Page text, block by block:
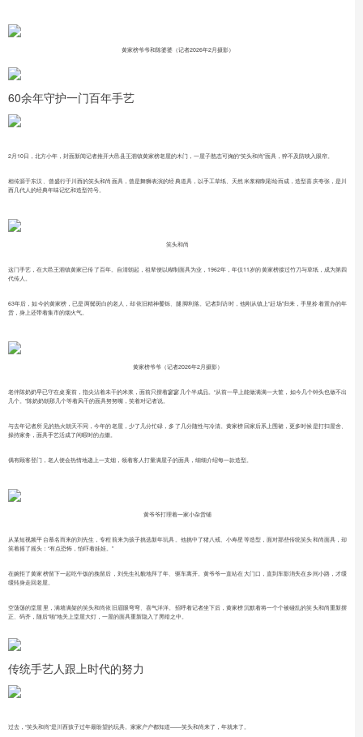
黄家榜爷爷和陈婆婆（记者2026年2月摄影）
60余年守护一门百年手艺
2月10日，北方小年，封面新闻记者推开大邑县王泗镇黄家榜老屋的木门，一屋子憨态可掬的“笑头和尚”面具，猝不及防映入眼帘。
相传源于东汉、曾盛行于川西的笑头和尚面具，曾是舞狮表演的经典道具，以手工草纸、天然米浆糊制彩绘而成，造型喜庆夸张，是川
西几代人的经典年味记忆和造型符号。
笑头和尚
这门手艺，在大邑王泗镇黄家已传了百年。自清朝起，祖辈便以糊制面具为业，1962年，年仅11岁的黄家榜接过竹刀与草纸，成为第四
代传人。
63年后，如今的黄家榜，已是两鬓斑白的老人，却依旧精神矍铄、腿脚利落。记者到访时，他刚从镇上“赶场”归来，手里拎着置办的年
货，身上还带着集市的烟火气。
黄家榜爷爷（记者2026年2月摄影）
老伴陈奶奶早已守在桌案前，指尖沾着未干的米浆，面前只摆着寥寥几个半成品。“从前一早上能做满满一大筐，如今几个钟头也做不出
几个。”陈奶奶朝那几个等着风干的面具努努嘴，笑着对记者说。
与去年记者所见的热火朝天不同，今年的老屋，少了几分忙碌，多了几分随性与冷清。黄家榜回家后系上围裙，更多时候是打扫屋舍、
操持家务，面具手艺活成了闲暇时的点缀。
偶有顾客登门，老人便会热情地递上一支烟，领着客人打量满屋子的面具，细细介绍每一款造型。
黄爷爷打理着一家小杂货铺
从某短视频平台慕名而来的刘先生，专程前来为孩子挑选新年玩具。他挑中了猪八戒、小寿星等造型，面对那些传统笑头和尚面具，却
笑着摇了摇头：“有点恐怖，怕吓着娃娃。”
在婉拒了黄家榜留下一起吃午饭的挽留后，刘先生礼貌地拜了年、驱车离开。黄爷爷一直站在大门口，直到车影消失在乡间小路，才缓
缓转身走回老屋。
空荡荡的堂屋里，满墙满架的笑头和尚依旧眉眼弯弯、喜气洋洋。招呼着记者坐下后，黄家榜沉默着将一个个被碰乱的笑头和尚重新摆
正、码齐，随后“啪”地关上堂屋大灯，一屋的面具重新隐入了黑暗之中。
传统手艺人跟上时代的努力
过去，“笑头和尚”是川西孩子过年最盼望的玩具。家家户户都知道——笑头和尚来了，年就来了。